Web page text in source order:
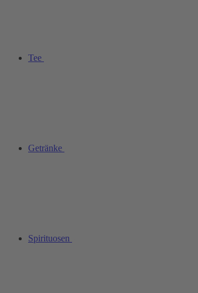
Tee
Getränke
Spirituosen